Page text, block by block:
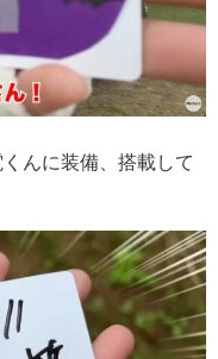
んに装備、搭載して